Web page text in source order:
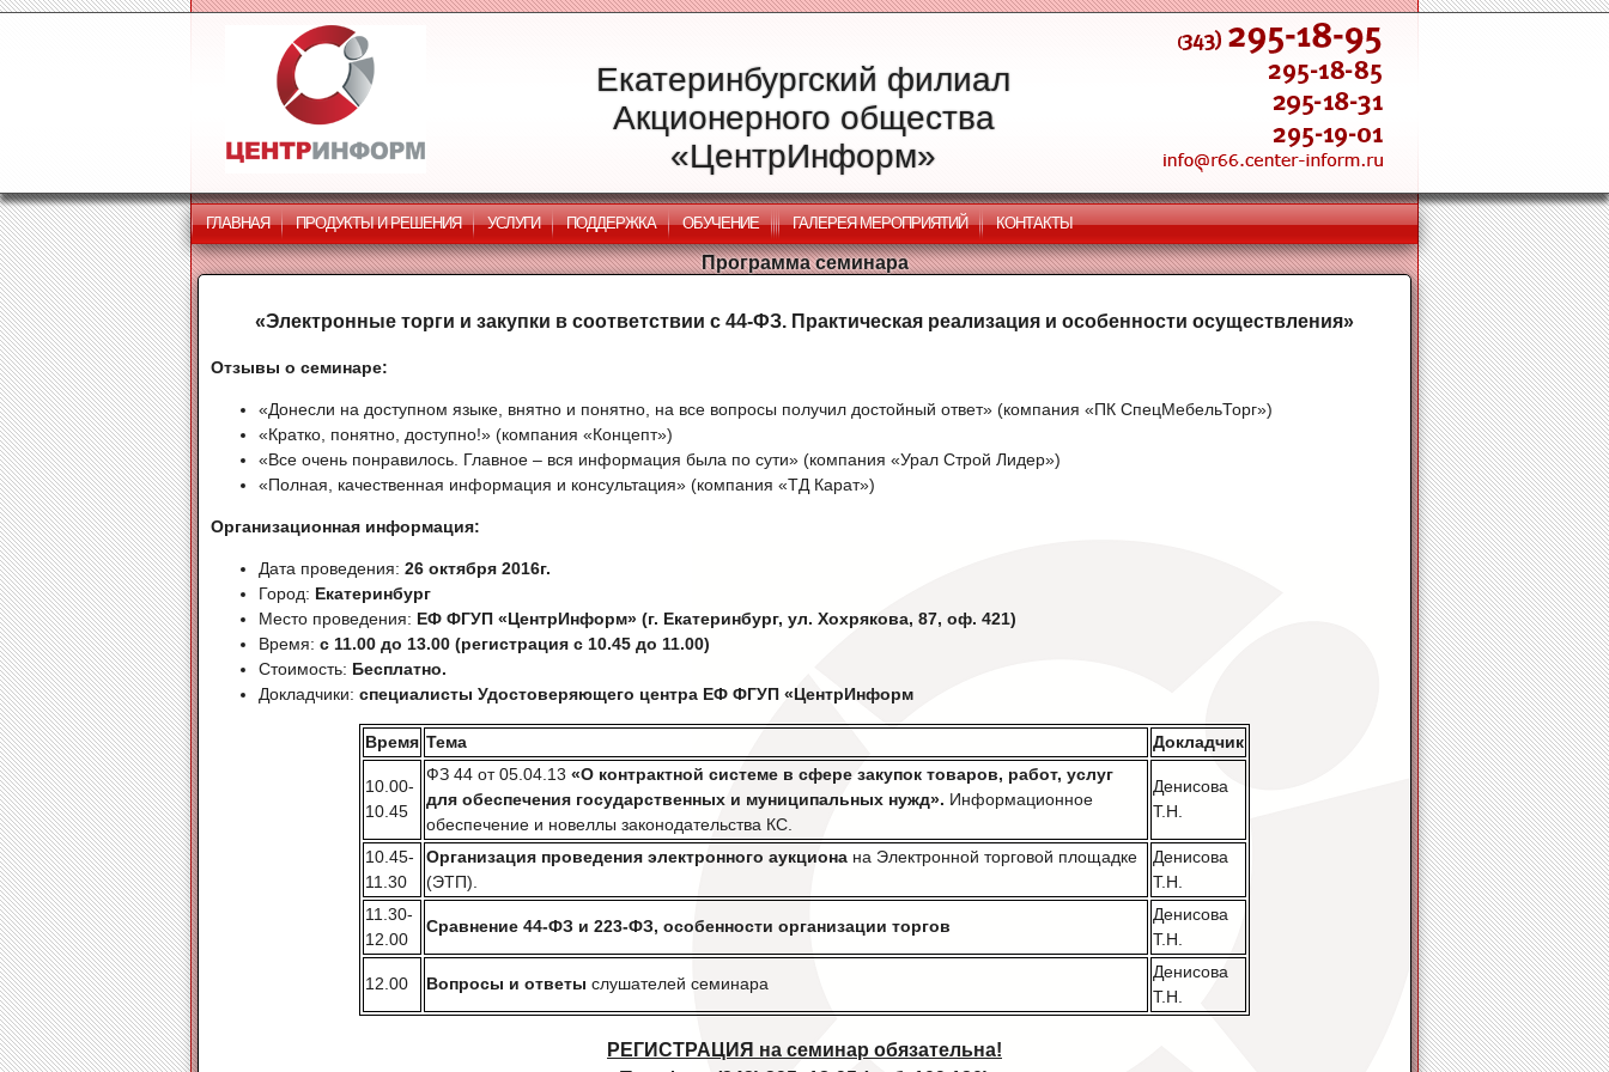
Екатеринбургский филиал
Акционерного общества
«ЦентрИнформ»
ГЛАВНАЯ ПРОДУКТЫ И РЕШЕНИЯ УСЛУГИ ПОДДЕРЖКА ОБУЧЕНИЕ ГАЛЕРЕЯ МЕРОПРИЯТИЙ КОНТАКТЫ
Программа семинара
«Электронные торги и закупки в соответствии с 44-ФЗ. Практическая реализация и особенности осуществления»
Отзывы о семинаре:
«Донесли на доступном языке, внятно и понятно, на все вопросы получил достойный ответ» (компания «ПК СпецМебельТорг»)
«Кратко, понятно, доступно!» (компания «Концепт»)
«Все очень понравилось. Главное – вся информация была по сути» (компания «Урал Строй Лидер»)
«Полная, качественная информация и консультация» (компания «ТД Карат»)
Организационная информация:
Дата проведения: 26 октября 2016г.
Город: Екатеринбург
Место проведения: ЕФ ФГУП «ЦентрИнформ» (г. Екатеринбург, ул. Хохрякова, 87, оф. 421)
Время: с 11.00 до 13.00 (регистрация с 10.45 до 11.00)
Стоимость: Бесплатно.
Докладчики: специалисты Удостоверяющего центра ЕФ ФГУП «ЦентрИнформ
Время Тема Докладчик
10.00-
10.45
ФЗ 44 от 05.04.13 «О контрактной системе в сфере закупок товаров, работ, услуг
для обеспечения государственных и муниципальных нужд». Информационное
обеспечение и новеллы законодательства КС.
Денисова
Т.Н.
10.45-
11.30
Организация проведения электронного аукциона на Электронной торговой площадке
(ЭТП).
Денисова
Т.Н.
11.30-
12.00
Сравнение 44-ФЗ и 223-ФЗ, особенности организации торгов
Денисова
Т.Н.
12.00 Вопросы и ответы слушателей семинара
Денисова
Т.Н.
РЕГИСТРАЦИЯ на семинар обязательна!